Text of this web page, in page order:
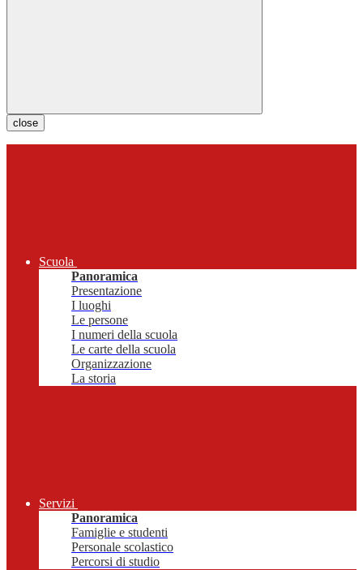
close
Scuola
Panoramica
Presentazione
I luoghi
Le persone
I numeri della scuola
Le carte della scuola
Organizzazione
La storia
Servizi
Panoramica
Famiglie e studenti
Personale scolastico
Percorsi di studio